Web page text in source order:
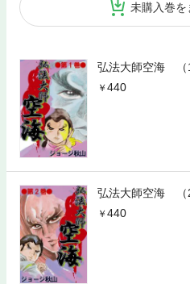
未購入巻を
弘法大師空海 （1
440
弘法大師空海 （2
440